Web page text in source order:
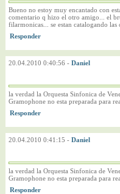
Bueno no estoy muy encantado con
comentario q hizo el otro amigo... el
filarmonicas... se estan catalogando las
20.04.2010 0:40:56 - Daniel
la verdad la Orquesta Sinfonica de
Gramophone no esta preparada para
20.04.2010 0:41:15 - Daniel
la verdad la Orquesta Sinfonica de
Gramophone no esta preparada para